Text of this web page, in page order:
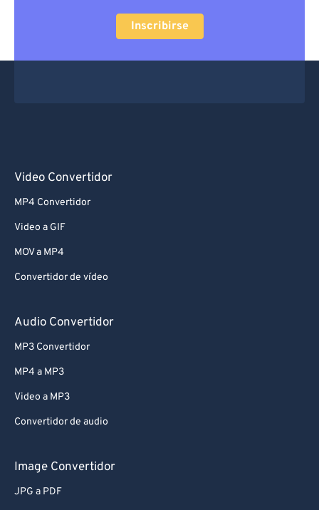
Inscribirse
Video Convertidor
MP4 Convertidor
Video a GIF
MOV a MP4
Convertidor de vídeo
Audio Convertidor
MP3 Convertidor
MP4 a MP3
Video a MP3
Convertidor de audio
Image Convertidor
JPG a PDF